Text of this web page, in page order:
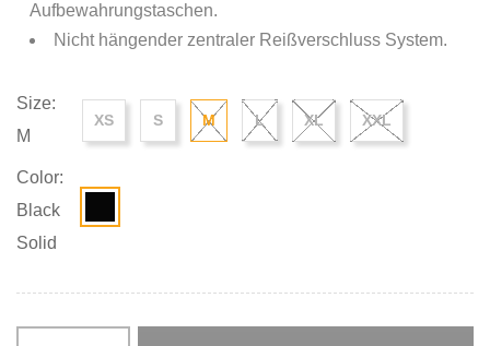
Aufbewahrungstaschen.
Nicht hängender zentraler Reißverschluss System.
Size:
M
XS S M L XL XXL
Color:
Black
Solid